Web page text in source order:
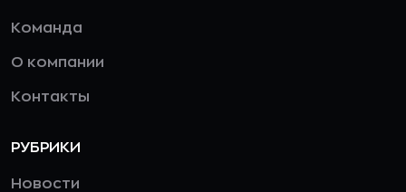
Команда
О компании
Контакты
РУБРИКИ
Новости